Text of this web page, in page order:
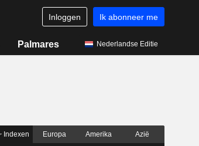
Inloggen Ik abonneer me
Palmares Nederlandse Editie
Indexen Europa Amerika Azië